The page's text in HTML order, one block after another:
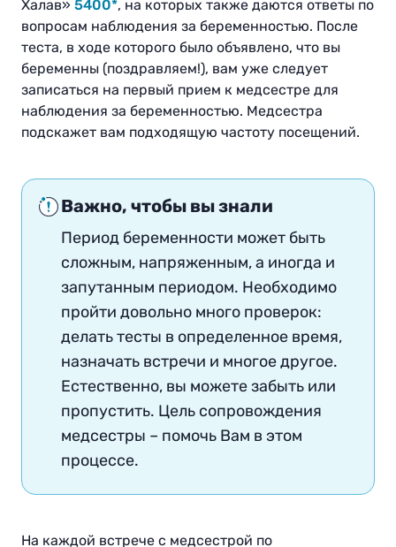
Халав» 5400*, на которых также даются ответы по
вопросам наблюдения за беременностью. После
теста, в ходе которого было объявлено, что вы
беременны (поздравляем!), вам уже следует
записаться на первый прием к медсестре для
наблюдения за беременностью. Медсестра
подскажет вам подходящую частоту посещений.
Важно, чтобы вы знали
Период беременности может быть
сложным, напряженным, а иногда и
запутанным периодом. Необходимо
пройти довольно много проверок:
делать тесты в определенное время,
назначать встречи и многое другое.
Естественно, вы можете забыть или
пропустить. Цель сопровождения
медсестры – помочь Вам в этом
процессе.
На каждой встрече с медсестрой по